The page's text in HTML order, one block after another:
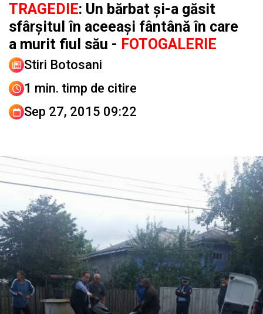
TRAGEDIE: Un bărbat și-a găsit
sfârșitul în aceeași fântână în care
a murit fiul său - FOTOGALERIE
Stiri Botosani
1 min. timp de citire
Sep 27, 2015 09:22